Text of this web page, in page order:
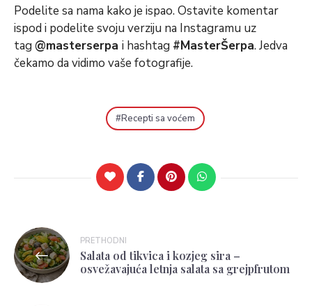
Podelite sa nama kako je ispao. Ostavite komentar
ispod i podelite svoju verziju na Instagramu uz
tag @masterserpa i hashtag #MasterŠerpa. Jedva
čekamo da vidimo vaše fotografije.
Recepti sa voćem
PRETHODNI
Salata od tikvica i kozjeg sira –
osvežavajuća letnja salata sa grejpfrutom